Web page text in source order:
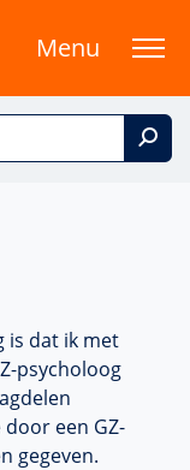
Menu
is dat ik met
psycholoog
een GZ-
gegeven.